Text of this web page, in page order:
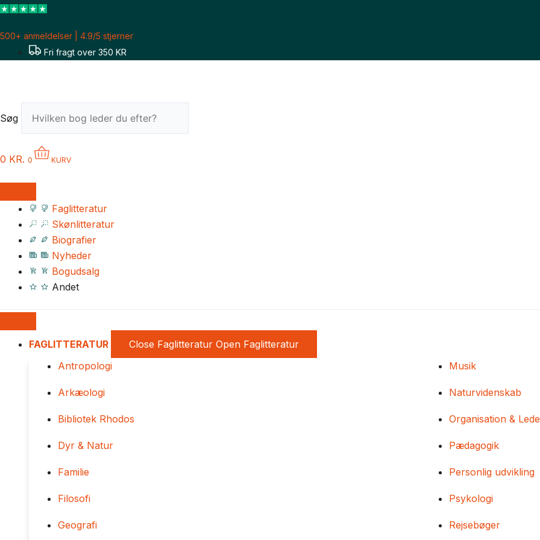
Gå
indholdet
500+ anmeldelser | 4.9/5 stjerner
Fri fragt over 350 KR
Søg
0 KR. 0 KURV
Faglitteratur
Skønlitteratur
Biografier
Nyheder
Bogudsalg
Andet
FAGLITTERATUR Close Faglitteratur Open Faglitteratur
Antropologi
Arkæologi
Bibliotek Rhodos
Dyr & Natur
Familie
Filosofi
Geografi
Musik
Naturvidenskab
Organisation &
Pædagogik
Personlig udvikling
Psykologi
Rejsebøger